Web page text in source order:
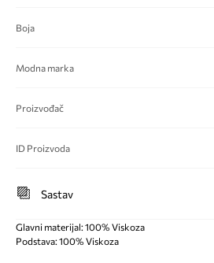
Boja
Modna marka
Proizvođač
ID Proizvoda
Sastav
Glavni materijal: 100% Viskoza
Podstava: 100% Viskoza